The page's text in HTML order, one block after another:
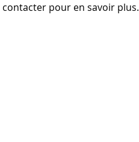
pour en savoir plus.